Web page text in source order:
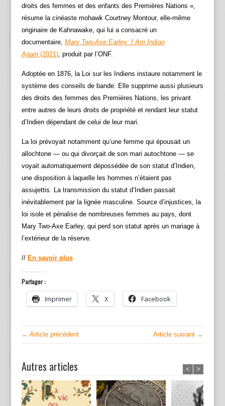
droits des femmes et des enfants des Premières Nations »,
résume la cinéaste mohawk Courtney Montour, elle-même
originaire de Kahnawake, qui lui a consacré un
documentaire, Mary Two-Axe Earley: I Am Indian
Again (2021), produit par l’ONF.
Adoptée en 1876, la Loi sur les Indiens instaure notamment le
système des conseils de bande. Elle supprime aussi plusieurs
des droits des femmes des Premières Nations, les privant
entre autres de leurs droits de propriété et rendant leur statut
d’Indien dépendant de celui de leur mari.
La loi prévoyait notamment qu’une femme qui épousait un
allochtone — ou qui divorçait de son mari autochtone — se
voyait automatiquement dépossédée de son statut d’Indien,
une disposition à laquelle les hommes n’étaient pas
assujettis. La transmission du statut d’Indien passait
inévitablement par la lignée masculine. Source d’injustices, la
loi isole et pénalise de nombreuses femmes au pays, dont
Mary Two-Axe Earley, qui perd son statut après un mariage à
l’extérieur de la réserve.
// En savoir plus
Partager :
Imprimer X Facebook
← Article précédent Article suivant →
Autres articles < >